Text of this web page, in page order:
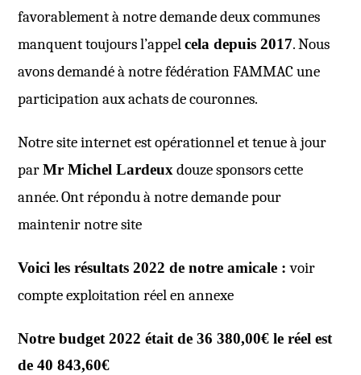
favorablement à notre demande deux communes
manquent toujours l’appelcela depuis 2017. Nous
avons demandé à notre fédération FAMMAC une
participation aux achats de couronnes.
Notre site internet est opérationnel et tenue à jour
parMr Michel Lardeuxdouze sponsors cette
année. Ont répondu à notre demande pour
maintenir notre site
Voici les résultats 2022 de notre amicale :voir
compte exploitation réel en annexe
Notre budget 2022 était de 36 380,00€ le réel est
de 40 843,60€